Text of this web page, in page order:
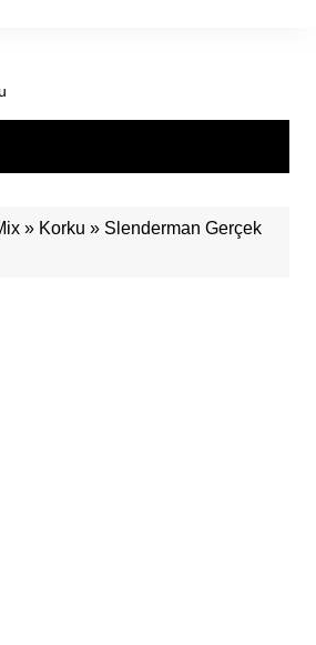
» Korku » Slenderman Gerçek